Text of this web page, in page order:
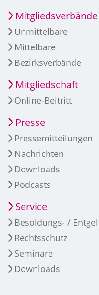
Mitgliedsverbände
Unmittelbare
Mittelbare
Bezirksverbände
Mitgliedschaft
Online-Beitritt
Presse
Pressemitteilungen
Nachrichten
Downloads
Podcasts
Service
Besoldungs- /
Rechtsschutz
Seminare
Downloads